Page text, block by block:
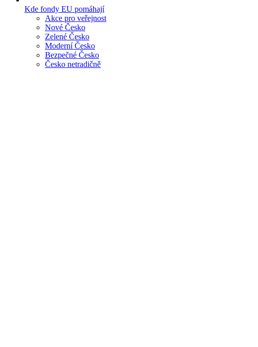
Kde fondy EU pomáhají
Akce pro veřejnost
Nové Česko
Zelené Česko
Moderní Česko
Bezpečné Česko
Česko netradičně